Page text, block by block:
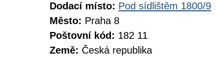
Dodací místo: Pod sídlištěm 1800/9
Město: Praha 8
Poštovní kód: 182 11
Země: Česká republika